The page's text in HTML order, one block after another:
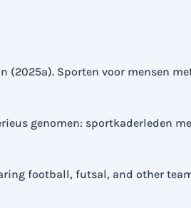
(2025a). Sporten voor mensen
genomen: sportkaderleden
football, futsal, and other